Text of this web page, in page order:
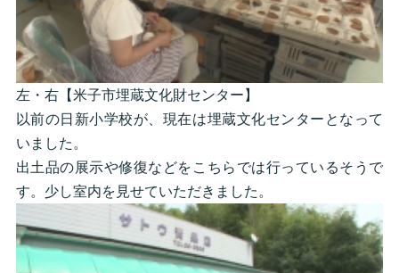
左・右【米子市埋蔵文化財センター】
以前の日新小学校が、現在は埋蔵文化センターとなって
いました。
出土品の展示や修復などをこちらでは行っているそうで
す。少し室内を見せていただきました。